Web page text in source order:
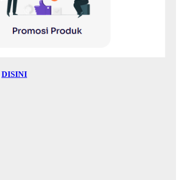
DISINI